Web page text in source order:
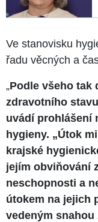
Ve stanovisku
řadu věcných a
„Podle všeho tak
zdravotního
uvádí prohlášení
hygieny. „Útok
krajské
jejím obviňování
neschopnosti a
útokem na jejich
vedeným